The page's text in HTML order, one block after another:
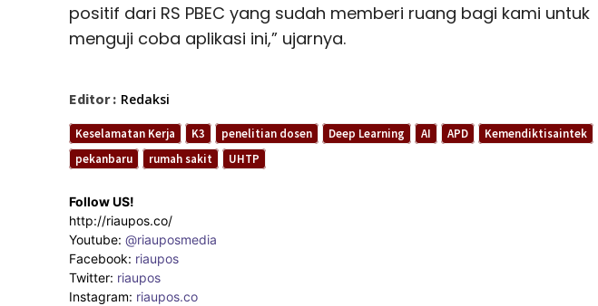
positif dari RS PBEC yang sudah memberi ruang bagi kami untuk
menguji coba aplikasi ini,” ujarnya.
Editor : Redaksi
Keselamatan Kerja K3 penelitian dosen Deep Learning AI APD
Kemendiktisaintek
pekanbaru
rumah sakit UHTP
Follow US!
http://riaupos.co/
Youtube: @riauposmedia
Facebook: riaupos
Twitter: riaupos
Instagram: riaupos.co